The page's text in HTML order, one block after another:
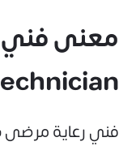
فني رعاية